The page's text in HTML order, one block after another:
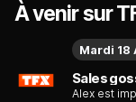
À venir sur
Sales
Alex est
Mardi 18